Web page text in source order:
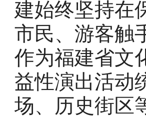
建始终坚持在
市民、游客触
作为福建省文
益性演出活动
场、历史街区